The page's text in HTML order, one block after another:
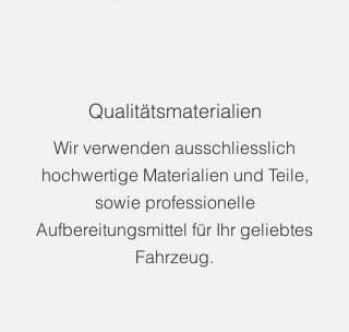
Qualitätsmaterialien
Wir verwenden ausschliesslich
hochwertige Materialien und Teile,
sowie professionelle
Aufbereitungsmittel für Ihr geliebtes
Fahrzeug.